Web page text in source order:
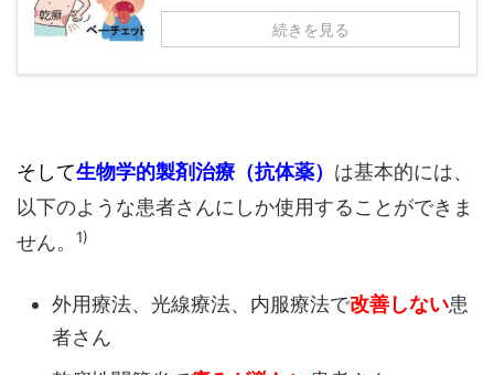
続きを見る
そして生物学的製剤治療（抗体薬） は基本的には、
以下のような患者さんにしか使用することができま
せん。
1)
外用療法、光線療法、内服療法で改善しない患
者さん